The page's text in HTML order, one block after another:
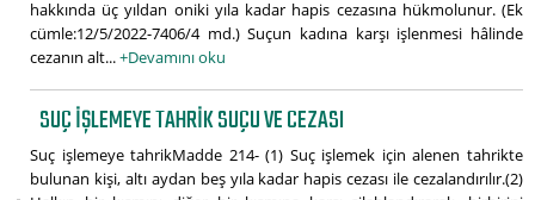
hakkında üç yıldan oniki yıla kadar hapis cezasına hükmolunur. (Ek
cümle:12/5/2022-7406/4 md.) Suçun kadına karşı işlenmesi hâlinde
cezanın alt...+Devamını oku
SUÇ IŞLEMEYE TAHRIK SUÇU VE CEZASI
Suç işlemeye tahrikMadde 214- (1) Suç işlemek için alenen tahrikte
bulunan kişi, altı aydan beş yıla kadar hapis cezası ile cezalandırılır.(2)